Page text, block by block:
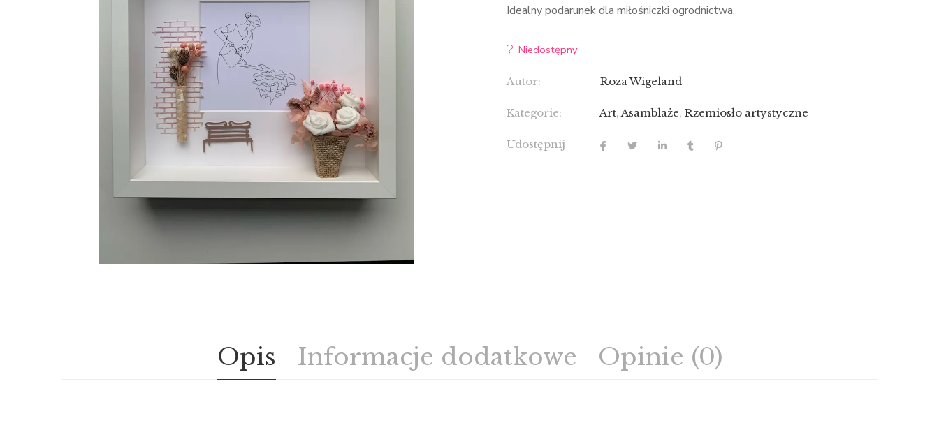
Idealny podarunek dla miłośniczki ogrodnictwa.
Niedostępny
Autor: Roza Wigeland
Kategorie: Art,Asamblaże,Rzemiosło artystyczne
Udostępnij
Opis Informacje dodatkowe Opinie (0)